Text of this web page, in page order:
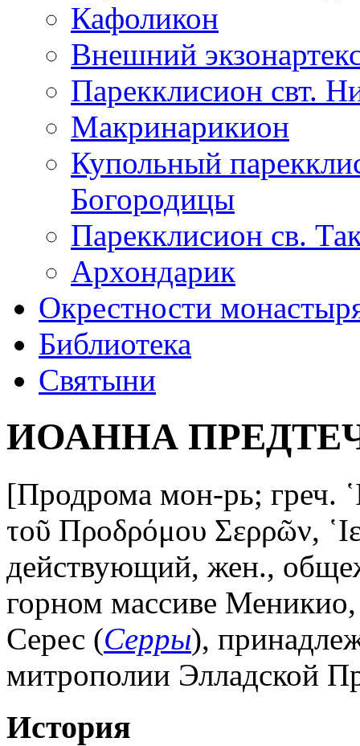
Кафоликон
Внешний
Парекклисион свт.
Макринарикион
Купольный
Богородицы
Парекклисион св.
Архондарик
Окрестности
Библиотека
Святыни
ИОАННА
[Продрома мон-рь; греч.
τοῦ Προδρόμου Σερρῶν,
действующий, жен.,
горном массиве Меникио,
Серес (Серры),
митрополии Элладской
История